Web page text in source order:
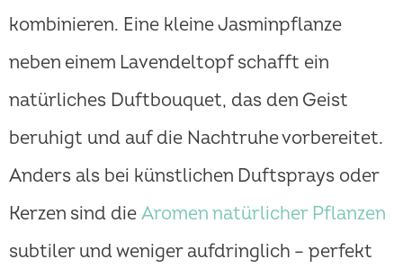
kombinieren. Eine kleine Jasminpflanze
neben einem Lavendeltopf schafft ein
natürliches Duftbouquet, das den Geist
beruhigt und auf die Nachtruhe vorbereitet.
Anders als bei künstlichen Duftsprays oder
Kerzen sind die Aromen natürlicher Pflanzen
subtiler und weniger aufdringlich – perfekt